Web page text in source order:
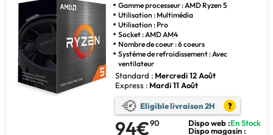
Gamme processeur : AMD Ryzen 5
Utilisation : Multimédia
Utilisation : Pro
Socket : AMD AM4
Nombre de coeur : 6 coeurs
Systéme de refroidissement : Avec
ventilateur
Standard : Mercredi 12 Août
Express : Mardi 11 Août
Eligible livraison 2H ?
94€90 Dispo web :En Stock
Dispo magasin :